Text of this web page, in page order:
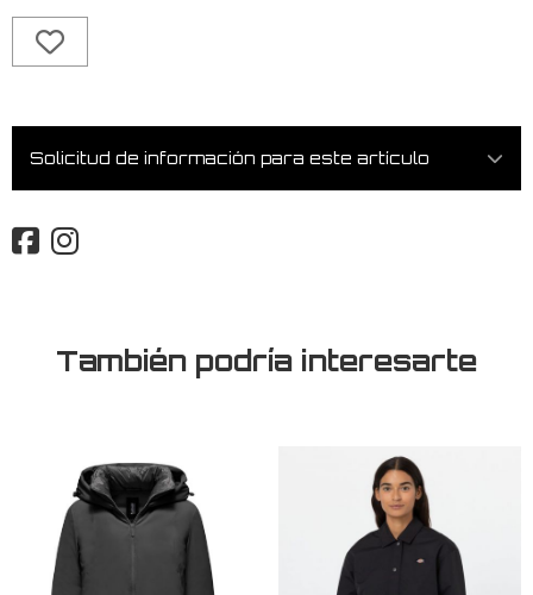
Solicitud de información para este artículo
También podría interesarte